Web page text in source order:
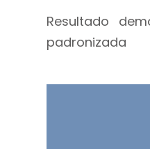
Resultado
padronizada